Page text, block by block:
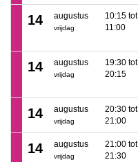
14 augustus
vrijdag
10:15 tot
11:00
14 augustus
vrijdag
19:30 tot
20:15
14 augustus
vrijdag
20:30 tot
21:00
14 augustus
vrijdag
21:00 tot
21:30